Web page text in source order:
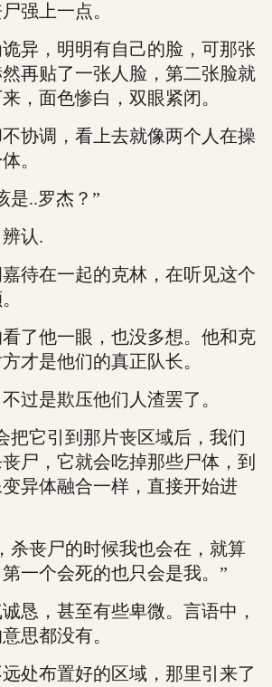
强上一点。
，明明有自己的脸，可那张
再贴了一张人脸，第二张脸就
，面色惨白，双眼紧闭。
调，看上去就像两个人在操
。
..罗杰？”
认.
在一起的克林，在听见这个
他一眼，也没多想。他和克
才是他们的真正队长。
是欺压他们人渣罢了。
它引到那片丧区域后，我们
尸，它就会吃掉那些尸体，到
异体融合一样，直接开始进
丧尸的时候我也会在，就算
一个会死的也只会是我。”
，甚至有些卑微。言语中，
思都没有。
布置好的区域，那里引来了